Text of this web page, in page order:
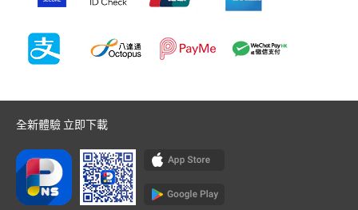
全新體驗 立即下載